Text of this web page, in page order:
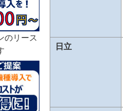
のリース
日立